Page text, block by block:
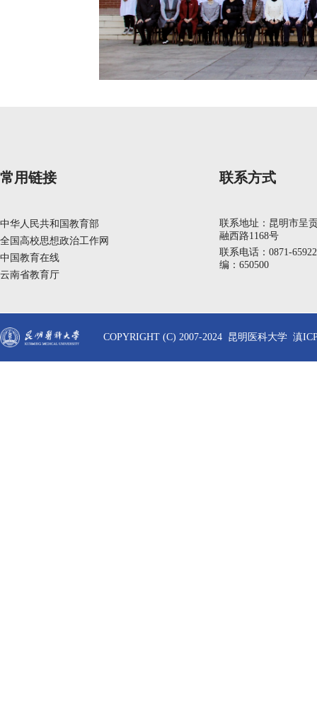
常用链接
中华人民共和国教育部
全国高校思想政治工作网
中国教育在线
云南省教育厅
联系方式
联系地址：昆明市呈
融西路1168号
联系电话：0871-
编：650500
COPYRIGHT (C) 2007-2024 昆明医科大学 滇